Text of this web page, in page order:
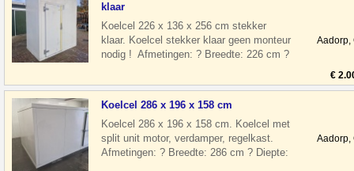
klaar
Koelcel 226 x 136 x 256 cm stekker
klaar. Koelcel stekker klaar geen monteur
nodig ! Afmetingen: ? Breedte: 226 cm ?
Aadorp,
€
Koelcel 286 x 196 x 158 cm
Koelcel 286 x 196 x 158 cm. Koelcel met
split unit motor, verdamper, regelkast.
Afmetingen: ? Breedte: 286 cm ? Diepte:
Aadorp,